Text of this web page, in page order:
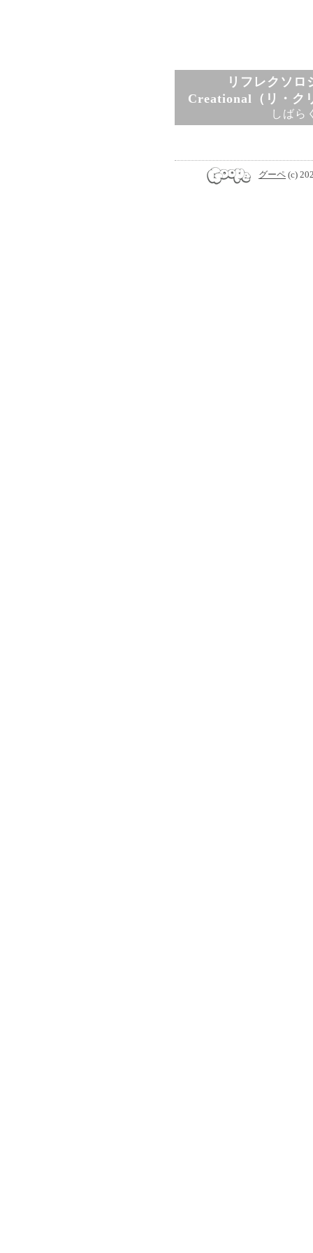
リフレクソロ
Creational（リ・ク
しばら
グーペ (c)